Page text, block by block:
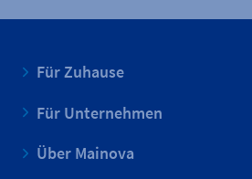
Für Zuhause
Für Unternehmen
Über Mainova